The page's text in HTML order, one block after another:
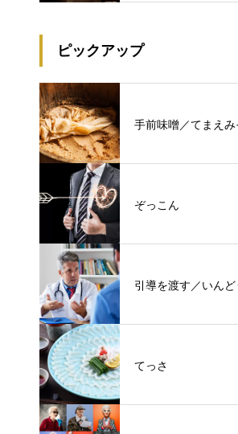
ピックアップ
手前味噌／てまえみ
ぞっこん
引導を渡す／いん
てっさ